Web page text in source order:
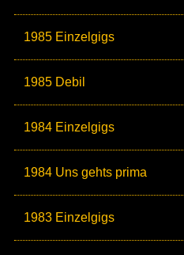
1985 Einzelgigs
1985 Debil
1984 Einzelgigs
1984 Uns gehts prima
1983 Einzelgigs